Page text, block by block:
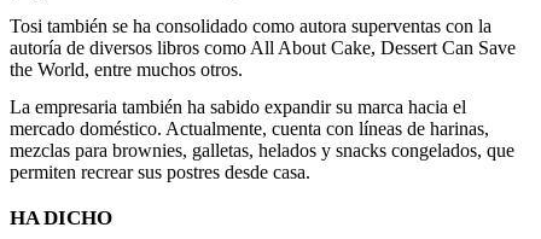
Tosi también se ha consolidado como autora superventas con la
autoría de diversos libros como All About Cake, Dessert Can Save
the World, entre muchos otros.
La empresaria también ha sabido expandir su marca hacia el
mercado doméstico. Actualmente, cuenta con líneas de harinas,
mezclas para brownies, galletas, helados y snacks congelados, que
permiten recrear sus postres desde casa.
HA DICHO